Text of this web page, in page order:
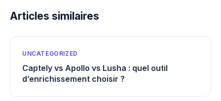
Articles similaires
UNCATEGORIZED
Captely vs Apollo vs Lusha : quel outil
d’enrichissement choisir ?